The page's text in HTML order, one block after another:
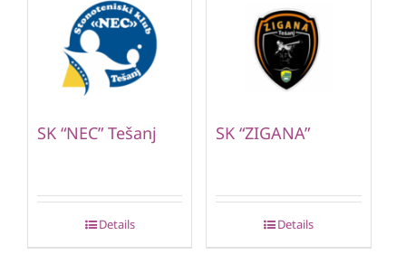
SK “NEC” Tešanj
Details
SK “ZIGANA”
Details